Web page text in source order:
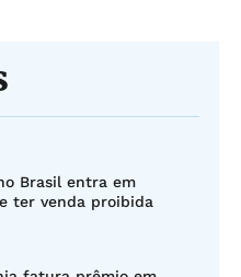
Brasil entra em
ter venda proibida